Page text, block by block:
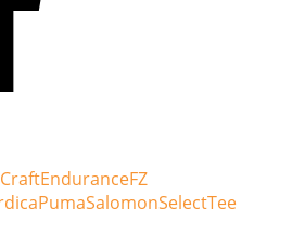
CraftEnduranceFZ
PumaSalomonSelectTee